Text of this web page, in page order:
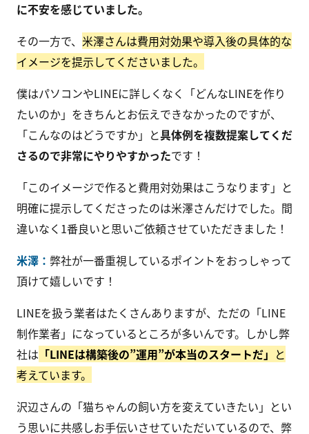
に不安を感じていました。
その一方で、 米澤さんは費用対効果や導入後の具体的な
イメージを提示してくださいました。
僕はパソコンやLINEに詳しくなく「どんなLINEを作り
たいのか」をきちんとお伝えできなかったのですが、
「こんなのはどうですか」と具体例を複数提案してくだ
さるので非常にやりやすかったです！
「このイメージで作ると費用対効果はこうなります」と
明確に提示してくださったのは米澤さんだけでした。間
違いなく1番良いと思いご依頼させていただきました！
米澤： 弊社が一番重視しているポイントをおっしゃって
頂けて嬉しいです！
LINEを扱う業者はたくさんありますが、ただの「LINE
制作業者」になっているところが多いんです。しかし弊
社は 「LINEは構築後の”運用”が本当のスタートだ」 と
考えています。
沢辺さんの「猫ちゃんの飼い方を変えていきたい」とい
う思いに共感しお手伝いさせていただいているので、弊